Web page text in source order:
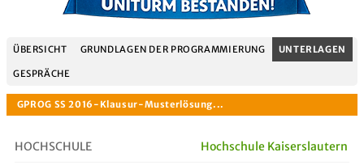
ÜBERSICHT GRUNDLAGEN DER PROGRAMMIERUNG UNTERLAGEN
GESPRÄCHE
HOCHSCHULE Hochschule Kaiserslautern